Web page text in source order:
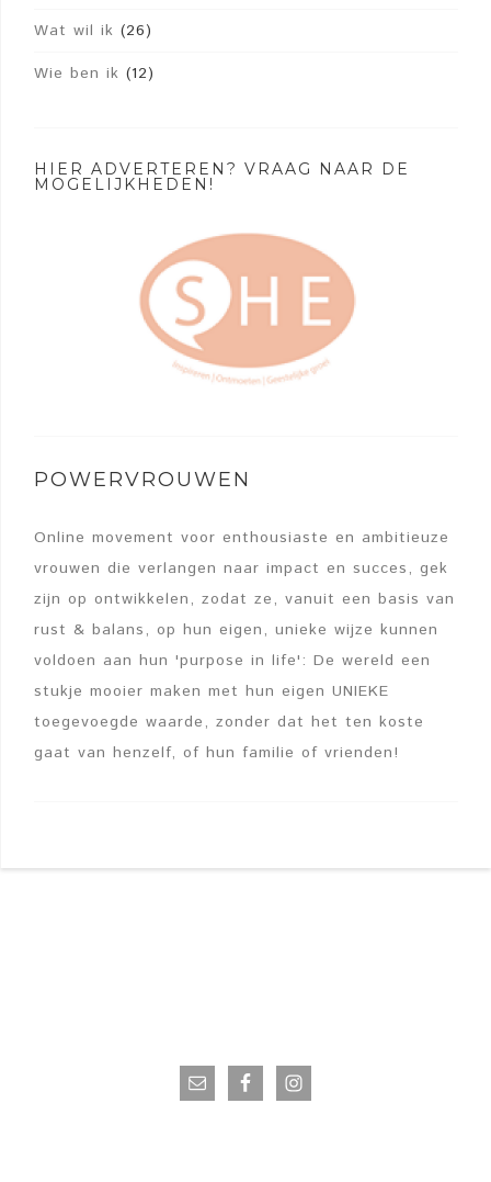
Wat wil ik (26)
Wie ben ik (12)
HIER ADVERTEREN? VRAAG NAAR DE
MOGELIJKHEDEN!
POWERVROUWEN
Online movement voor enthousiaste en ambitieuze
vrouwen die verlangen naar impact en succes, gek
zijn op ontwikkelen, zodat ze, vanuit een basis van
rust & balans, op hun eigen, unieke wijze kunnen
voldoen aan hun 'purpose in life': De wereld een
stukje mooier maken met hun eigen UNIEKE
toegevoegde waarde, zonder dat het ten koste
gaat van henzelf, of hun familie of vrienden!